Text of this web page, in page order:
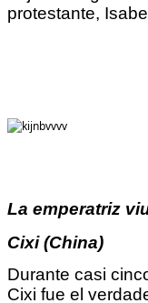
protestante,
La emperatriz
Cixi (China)
Durante casi
Cixi fue el